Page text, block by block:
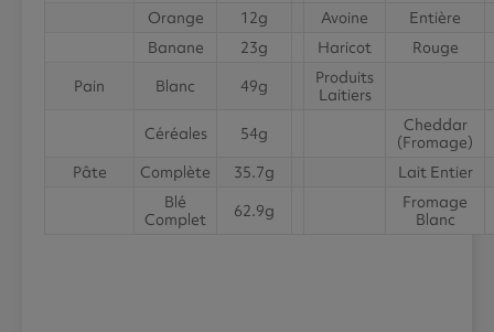
Orange
12g Avoine
Entière
Banane
23g Haricot
Rouge
Pain
Blanc 49g
Produits
Laitiers
Céréales
54g
Cheddar
(Fromage)
Pâte
Complète 35.7g
Lait Entier
Blé
Complet
62.9g
Fromage
Blanc